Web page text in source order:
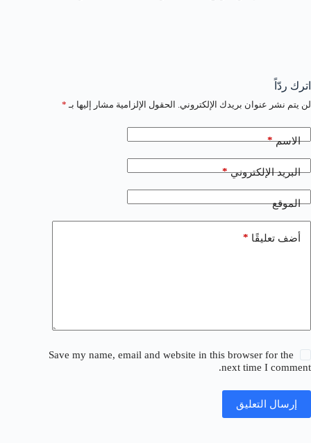
اترك ردّاً
لن يتم نشر عنوان بريدك الإلكتروني. الحقول الإلزامية مشار إليها بـ *
الاسم*
البريد الإلكتروني*
الموقع
أضف تعليقًا *
Save my name, email and website in this browser for the
next time I comment.
إرسال التعليق